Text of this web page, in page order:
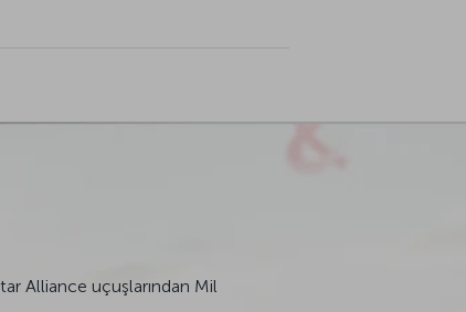
Alliance uçuşlarından Mil